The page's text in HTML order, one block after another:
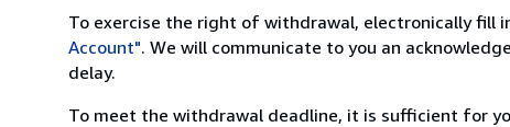
To exercise the right of withdrawal, electronically fill
Account". We will communicate to you an
delay.
To meet the withdrawal deadline, it is sufficient for